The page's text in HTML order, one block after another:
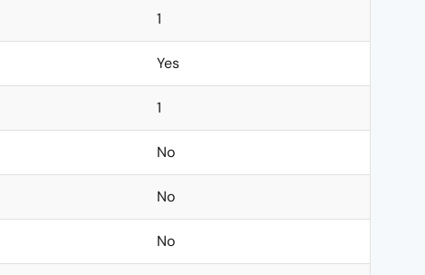
1
Yes
1
No
No
No